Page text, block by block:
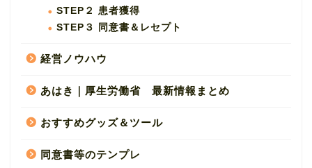
STEP２ 患者獲得
STEP３ 同意書＆レセプト
経営ノウハウ
あはき｜厚生労働省 最新情報まとめ
おすすめグッズ＆ツール
同意書等のテンプレ